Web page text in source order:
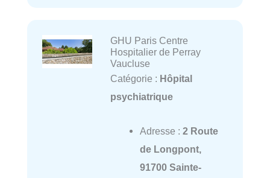
GHU Paris Centre
Hospitalier de Perray
Vaucluse
Catégorie : Hôpital
psychiatrique
Adresse : 2 Route
de Longpont,
91700 Sainte-